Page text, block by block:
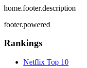
home.footer.description
footer.powered
Rankings
Netflix Top 10